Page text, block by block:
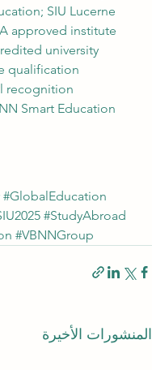
SIU Lucerne
approved institute
university
qualification
recognition
Smart Education
#GlobalEducation
#StudyAbroad
#VBNNGroup
المنشورات الأخيرة